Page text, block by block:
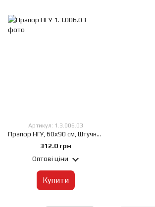
Артикул: 1.3.006.03
Прапор НГУ, 60х90 см, Штучний шовк 50 г/м², Сублімаційний друк, односторонній, Кишеня під древко зліва
312.0 грн
Оптові ціни
Купити